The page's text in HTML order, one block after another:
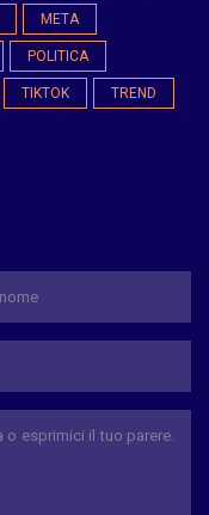
META
POLITICA
TIKTOK TREND